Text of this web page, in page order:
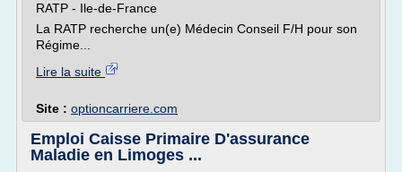
RATP - Ile-de-France
La RATP recherche un(e) Médecin Conseil F/H pour son
Régime...
Lire la suite
Site : optioncarriere.com
Emploi Caisse Primaire D'assurance
Maladie en Limoges ...